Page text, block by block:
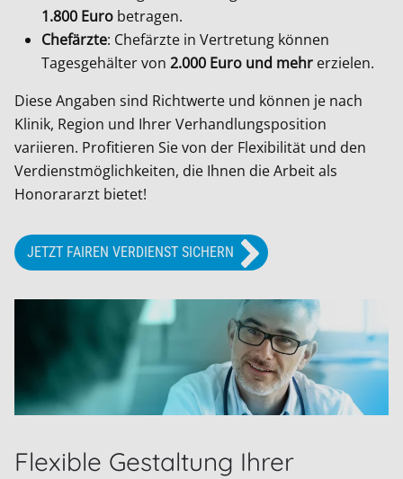
1.800 Euro betragen.
Chefärzte: Chefärzte in Vertretung können
Tagesgehälter von 2.000 Euro und mehr erzielen.
Diese Angaben sind Richtwerte und können je nach
Klinik, Region und Ihrer Verhandlungsposition
variieren. Profitieren Sie von der Flexibilität und den
Verdienstmöglichkeiten, die Ihnen die Arbeit als
Honorararzt bietet!
JETZT FAIREN VERDIENST SICHERN
Flexible Gestaltung Ihrer